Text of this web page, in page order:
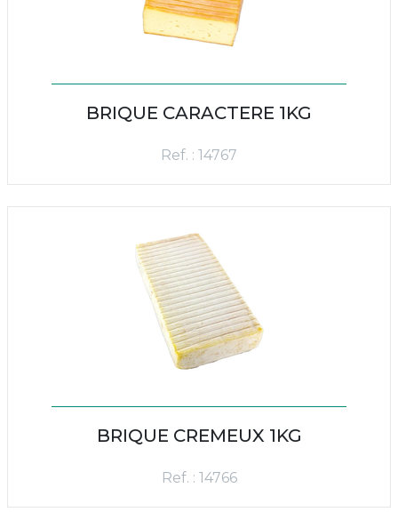
BRIQUE CARACTERE 1KG
Ref. : 14767
BRIQUE CREMEUX 1KG
Ref. : 14766